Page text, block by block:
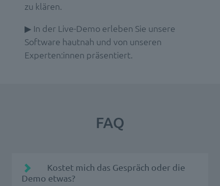
zu klären.
▶ In der Live-Demo erleben Sie unsere
Software hautnah und von unseren
Experten:innen präsentiert.
FAQ
Kostet mich das Gespräch oder die
Demo etwas?